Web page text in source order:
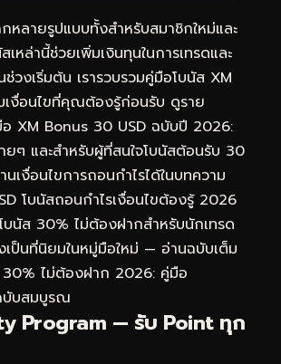
หลายรูปแบบทั้งสำหรับสมาชิกใหม่และ
เหล่านี้ช่วยเพิ่มเงินทุนในการเทรดและ
ช่วงเริ่มต้น เรารวบรวมคู่มือโบนัส XM
งื่อนไขที่คุณต้องรู้ก่อนรับ ดูราย
XM Bonus 30 USD ฉบับปี 2026:
ยๆ และสำหรับผู้ที่สนใจโบนัสต้อนรับ 30
นเงื่อนไขการถอนกำไรได้ในบทความ
โบนัสถอนกำไรเงื่อนไขต้องรู้ 2026
นัส 30% ไม่ต้องฝากสำหรับนักเทรด
ป็นที่นิยมในหมู่มือใหม่ — อ่านฉบับเต็ม
30% ไม่ต้องฝาก 2026: คู่มือ
บับสมบูรณ
Program — รับ Point ทุก